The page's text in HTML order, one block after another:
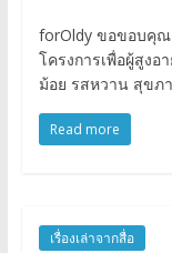
forOldy ขอขอบคุ
โครงการเพื่อผู้สูง
ม้อย รสหวาน สุขภ
Read more
เรื่องเล่าจากสื่อ